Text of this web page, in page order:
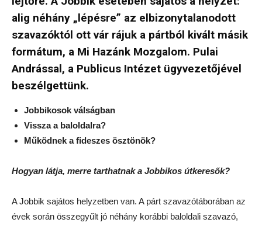
alig néhány „lépésre” az elbizonytalanodott
szavazóktól ott vár rájuk a pártból kivált másik
formátum, a Mi Hazánk Mozgalom. Pulai
Andrással, a Publicus Intézet ügyvezetőjével
beszélgettünk.
Jobbikosok válságban
Vissza a baloldalra?
Működnek a fideszes ösztönök?
Hogyan látja, merre tarthatnak a Jobbikos útkeresők?
A Jobbik sajátos helyzetben van. A párt szavazótáborában az
évek során összegyűlt jó néhány korábbi baloldali szavazó,